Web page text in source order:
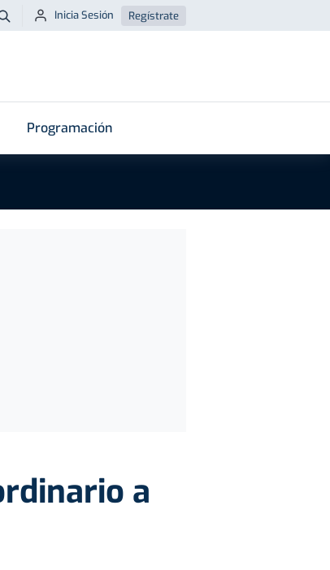
Buscar
Inicia Sesión Regístrate
Programación
a